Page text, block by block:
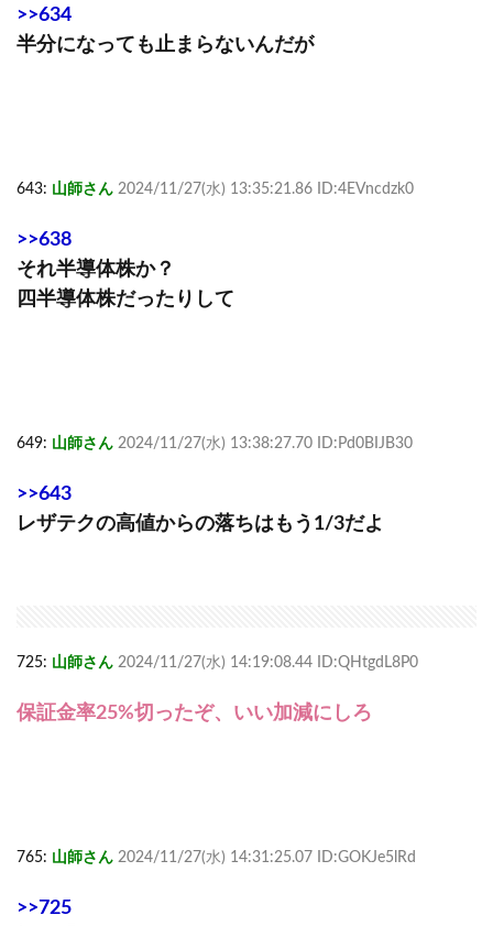
>>634
半分になっても止まらないんだが
643: 山師さん 2024/11/27(水) 13:35:21.86 ID:4EVncdzk0
>>638
それ半導体株か？
四半導体株だったりして
649: 山師さん 2024/11/27(水) 13:38:27.70 ID:Pd0BIJB30
>>643
レザテクの高値からの落ちはもう1/3だよ
725: 山師さん 2024/11/27(水) 14:19:08.44 ID:QHtgdL8P0
保証金率25%切ったぞ、いい加減にしろ
765: 山師さん 2024/11/27(水) 14:31:25.07 ID:GOKJe5lRd
>>725